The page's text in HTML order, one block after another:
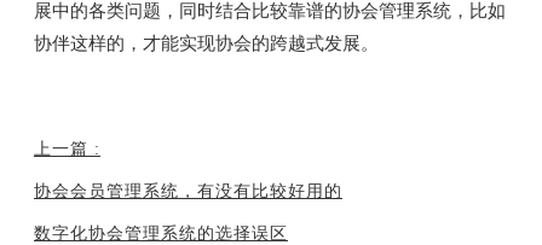
展中的各类问题，同时结合比较靠谱的协会管理系统，比如
协伴这样的，才能实现协会的跨越式发展。
上一篇 :
协会会员管理系统，有没有比较好用的
数字化协会管理系统的选择误区